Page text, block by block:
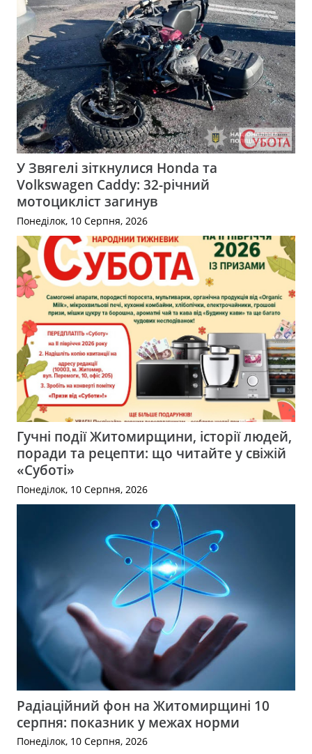
У Звягелі зіткнулися Honda та
Volkswagen Caddy: 32-річний
мотоцикліст загинув
Понеділок, 10 Серпня, 2026
Гучні події Житомирщини, історії людей,
поради та рецепти: що читайте у свіжій
«Суботі»
Понеділок, 10 Серпня, 2026
Радіаційний фон на Житомирщині 10
серпня: показник у межах норми
Понеділок, 10 Серпня, 2026